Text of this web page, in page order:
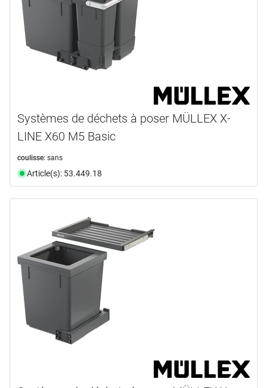
Systèmes de déchets à poser MÜLLEX X-
LINE X60 M5 Basic
coulisse: sans
Article(s): 53.449.18